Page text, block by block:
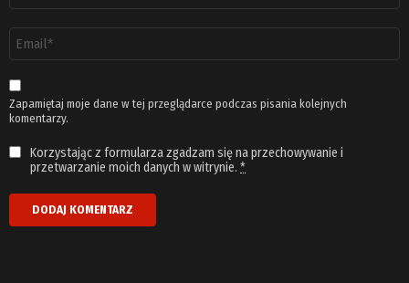
email
*
Zapamiętaj moje dane w tej przeglądarce podczas pisania kolejnych
komentarzy.
Korzystając z formularza zgadzam się na przechowywanie i
przetwarzanie moich danych w witrynie. *